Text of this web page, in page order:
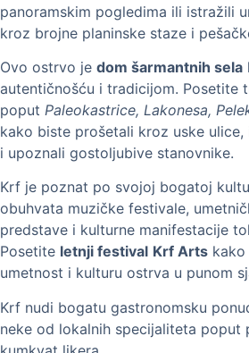
panoramskim pogledima ili istražili
kroz brojne planinske staze i
Ovo ostrvo je dom šarmantnih sela
autentičnošću i tradicijom. Posetite
poput Paleokastrice, Lakonesa,
kako biste prošetali kroz uske
i upoznali gostoljubive stanovnike.
Krf je poznat po svojoj bogatoj
obuhvata muzičke festivale,
predstave i kulturne manifestacije
Posetite letnji festival Krf Arts
umetnost i kulturu ostrva u punom
Krf nudi bogatu gastronomsku
neke od lokalnih specijaliteta poput